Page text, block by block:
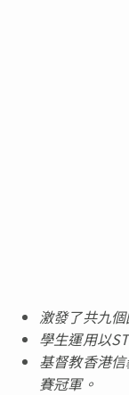
激發了共九
學生運用以
基督教香港
賽冠軍。